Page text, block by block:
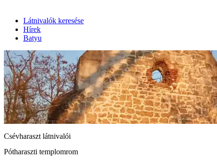
Látnivalók keresése
Hírek
Batyu
Csévharaszt látnivalói
Pótharaszti templomrom